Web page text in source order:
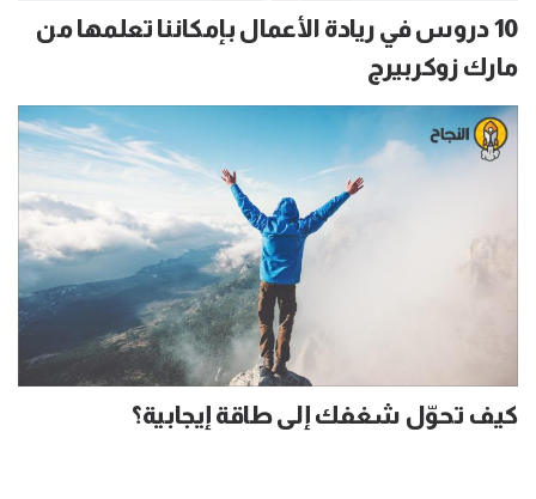
10 دروس في ريادة الأعمال بإمكاننا تعلمها من
مارك زوكربيرج
كيف تحوّل شغفك إلى طاقة إيجابية؟